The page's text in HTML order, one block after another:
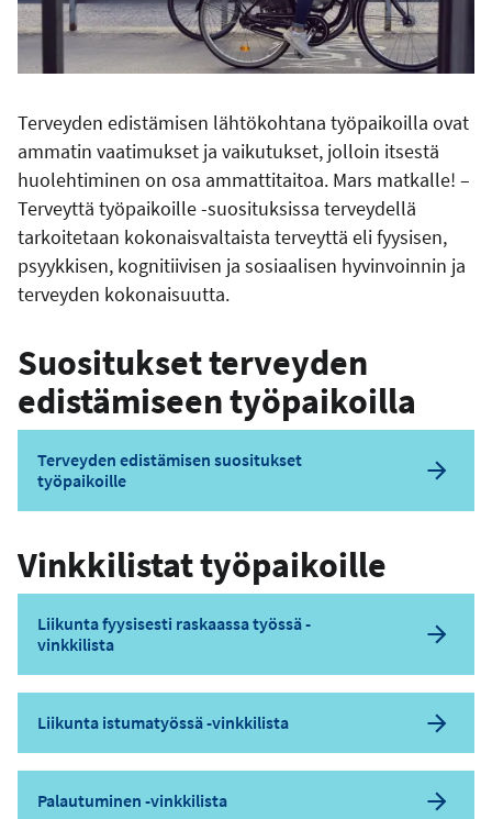
Terveyden edistämisen lähtökohtana työpaikoilla ovat
ammatin vaatimukset ja vaikutukset, jolloin itsestä
huolehtiminen on osa ammattitaitoa. Mars matkalle! –
Terveyttä työpaikoille -suosituksissa terveydellä
tarkoitetaan kokonaisvaltaista terveyttä eli fyysisen,
psyykkisen, kognitiivisen ja sosiaalisen hyvinvoinnin ja
terveyden kokonaisuutta.
Suositukset terveyden
edistämiseen työpaikoilla
Terveyden edistämisen suositukset
työpaikoille
Vinkkilistat työpaikoille
Liikunta fyysisesti raskaassa työssä -
vinkkilista
Liikunta istumatyössä -vinkkilista
Palautuminen -vinkkilista